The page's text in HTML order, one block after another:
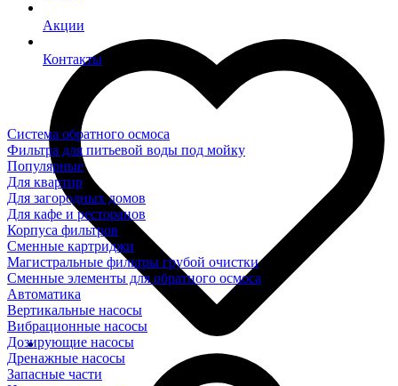
Акции
Контакты
Система обратного осмоса
Фильтра для питьевой воды под мойку
Популярные
Для квартир
Для загородных домов
Для кафе и ресторанов
Корпуса фильтров
Сменные картриджи
Магистральные фильтры грубой очистки
Сменные элементы для обратного осмоса
Автоматика
Вертикальные насосы
Вибрационные насосы
Дозирующие насосы
Дренажные насосы
Запасные части